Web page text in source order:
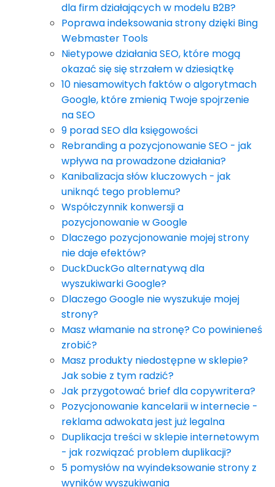
dla firm działających w modelu B2B?
Poprawa indeksowania strony dzięki Bing
Webmaster Tools
Nietypowe działania SEO, które mogą
okazać się się strzałem w dziesiątkę
10 niesamowitych faktów o algorytmach
Google, które zmienią Twoje spojrzenie
na SEO
9 porad SEO dla księgowości
Rebranding a pozycjonowanie SEO - jak
wpływa na prowadzone działania?
Kanibalizacja słów kluczowych - jak
uniknąć tego problemu?
Współczynnik konwersji a
pozycjonowanie w Google
Dlaczego pozycjonowanie mojej strony
nie daje efektów?
DuckDuckGo alternatywą dla
wyszukiwarki Google?
Dlaczego Google nie wyszukuje mojej
strony?
Masz włamanie na stronę? Co powinieneś
zrobić?
Masz produkty niedostępne w sklepie?
Jak sobie z tym radzić?
Jak przygotować brief dla copywritera?
Pozycjonowanie kancelarii w internecie -
reklama adwokata jest już legalna
Duplikacja treści w sklepie internetowym
- jak rozwiązać problem duplikacji?
5 pomysłów na wyindeksowanie strony z
wyników wyszukiwania